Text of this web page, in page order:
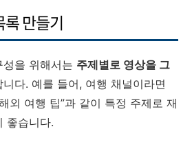
만들기
을 위해서는 주제별로 영상을 그
다. 예를 들어, 여행 채널이라면
외 여행 팁”과 같이 특정 주제로 재
좋습니다.